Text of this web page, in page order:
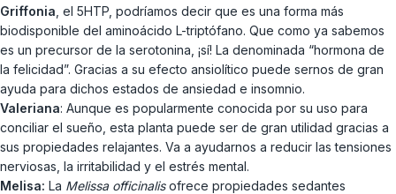
Griffonia , el 5HTP, podríamos decir que es una forma más
biodisponible del aminoácido L-triptófano. Que como ya sabemos
es un precursor de la serotonina, ¡sí! La denominada “hormona de
la felicidad”. Gracias a su efecto ansiolítico puede sernos de gran
ayuda para dichos estados de ansiedad e insomnio.
Valeriana: Aunque es popularmente conocida por su uso para
conciliar el sueño, esta planta puede ser de gran utilidad gracias a
sus propiedades relajantes. Va a ayudarnos a reducir las tensiones
nerviosas, la irritabilidad y el estrés mental.
Melisa: La Melissa officinalisofrece propiedades sedantes